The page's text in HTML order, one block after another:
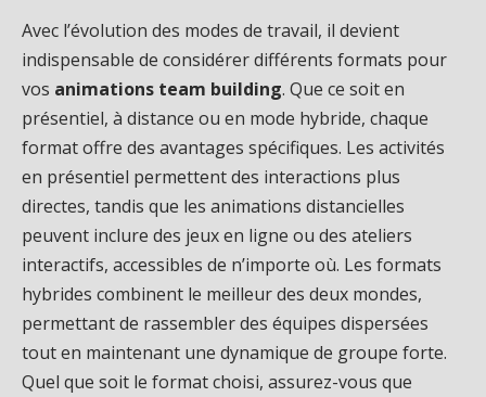
Avec l’évolution des modes de travail, il devient
indispensable de considérer différents formats pour
vos animations team building. Que ce soit en
présentiel, à distance ou en mode hybride, chaque
format offre des avantages spécifiques. Les activités
en présentiel permettent des interactions plus
directes, tandis que les animations distancielles
peuvent inclure des jeux en ligne ou des ateliers
interactifs, accessibles de n’importe où. Les formats
hybrides combinent le meilleur des deux mondes,
permettant de rassembler des équipes dispersées
tout en maintenant une dynamique de groupe forte.
Quel que soit le format choisi, assurez-vous que